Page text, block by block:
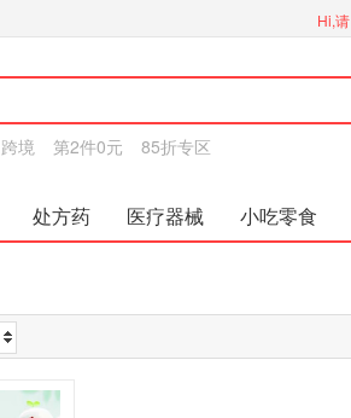
Hi,请
跨境 第2件0元 85折专区
处方药 医疗器械 小吃零食